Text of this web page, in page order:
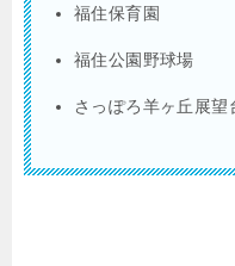
福住保育園
福住公園野球場
さっぽろ羊ヶ丘展望